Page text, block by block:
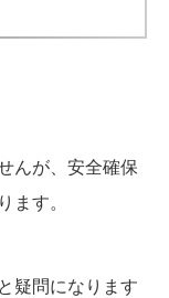
んが、安全確保
ます。
疑問になります